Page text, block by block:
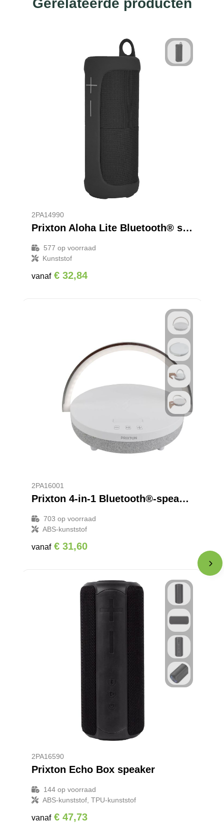
Gerelateerde producten
2PA14990
Prixton Aloha Lite Bluetooth® speaker
577 op voorraad
Kunststof
vanaf € 32,84
2PA16001
Prixton 4-in-1 Bluetooth®-speaker van 10 W met ledverlichting en draadloos oplaadstation
703 op voorraad
ABS-kunststof
vanaf € 31,60
2PA16590
Prixton Echo Box speaker
144op voorraad
ABS-kunststof, TPU-kunststof
vanaf € 47,73